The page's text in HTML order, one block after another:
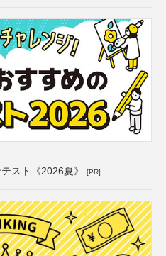
スト《2026夏》 [PR]